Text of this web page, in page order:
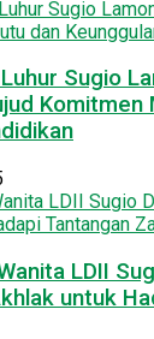
Sugio
Komitmen
LDII
untuk